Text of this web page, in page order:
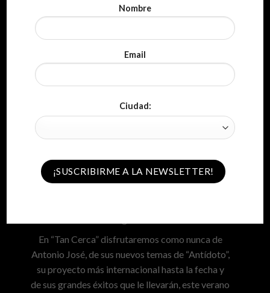
EL PUERTO DE SANTA MARÍA
En “Tan Cerca” disfrutaremos como nunca de
Antonio José, de sus nuevos temas de “Antídoto”,
su proyecto más internacional hasta la fecha y
de sus grandes éxitos que le llevarán, este verano
Nombre
Email
Ciudad: